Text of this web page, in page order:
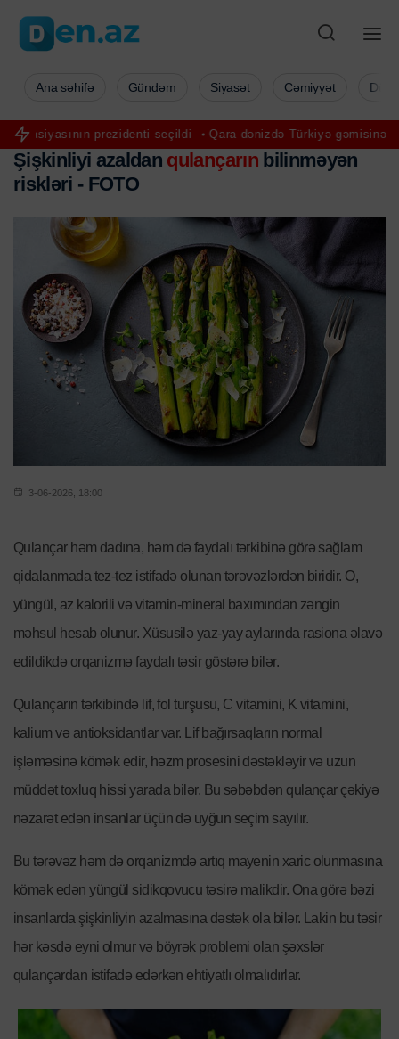
seçildi Qara dənizdə Türkiyə gəmisinə hücum edildi
Ana səhifə Gündəm Siyasət Cəmiyyət
Şişkinliyi azaldan qulançarınbilinməyən
riskləri - FOTO
3-06-2026, 18:00
Qulançar həm dadına, həm də faydalı tərkibinə görə sağlam
qidalanmada tez-tez istifadə olunan tərəvəzlərdən biridir. O,
yüngül, az kalorili və vitamin-mineral baxımından zəngin
məhsul hesab olunur. Xüsusilə yaz-yay aylarında rasiona əlavə
edildikdə orqanizmə faydalı təsir göstərə bilər.
Qulançarın tərkibində lif, fol turşusu, C vitamini, K vitamini,
kalium və antioksidantlar var. Lif bağırsaqların normal
işləməsinə kömək edir, həzm prosesini dəstəkləyir və uzun
müddət toxluq hissi yarada bilər. Bu səbəbdən qulançar çəkiyə
nəzarət edən insanlar üçün də uyğun seçim sayılır.
Bu tərəvəz həm də orqanizmdə artıq mayenin xaric olunmasına
kömək edən yüngül sidikqovucu təsirə malikdir. Ona görə bəzi
insanlarda şişkinliyin azalmasına dəstək ola bilər. Lakin bu təsir
hər kəsdə eyni olmur və böyrək problemi olan şəxslər
qulançardan istifadə edərkən ehtiyatlı olmalıdırlar.